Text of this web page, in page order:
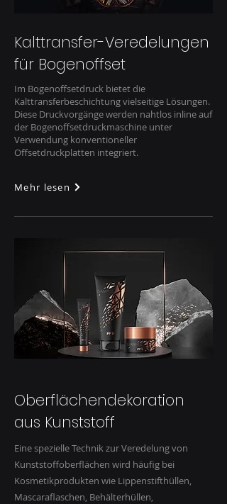
Kalttransfer-Veredelungen
für Bogenoffset
Im Bogenoffsetdruck bietet die
Kalttransferbeschichtung vielseitige Lösungen.
Diese Druckvorgänge werden nahtlos inline auf
der Bogenoffsetdruckmaschine unter
Verwendung konventioneller
Offsetdruckplatten integriert.
Mehr lesen
Oberflächendekoration
aus Kunststoff
Eine spezielle Technik zur Veredelung von
Kunststoffoberflächen wird häufig bei
Kosmetikprodukten wie Lippenstifthüllen,
Mascaraflaschen, Behälterhüllen,